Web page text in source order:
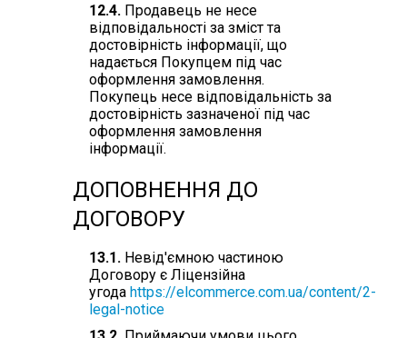
12.4. Продавець не несе
відповідальності за зміст та
достовірність інформації, що
надається Покупцем під час
оформлення замовлення.
Покупець несе відповідальність за
достовірність зазначеної під час
оформлення замовлення
інформації.
ДОПОВНЕННЯ ДО
ДОГОВОРУ
13.1. Невід'ємною частиною
Договору є Ліцензійна
угода https://elcommerce.com.ua/content/2-
legal-notice